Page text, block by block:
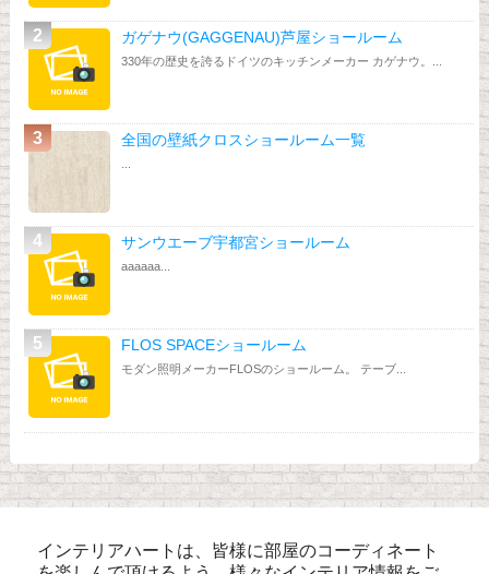
ガゲナウ(GAGGENAU)芦屋ショールーム
330年の歴史を誇るドイツのキッチンメーカー カゲナウ。...
全国の壁紙クロスショールーム一覧
サンウエーブ宇都宮ショールーム
aaaaaa...
FLOS SPACEショールーム
モダン照明メーカーFLOSのショールーム。 テーブ...
インテリアハートは、皆様に部屋のコーディネート